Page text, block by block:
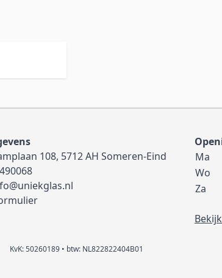
108, 5712 AH Someren-Eind
Ma
Wo
Za
KvK: 50260189 • btw: NL822822404B01